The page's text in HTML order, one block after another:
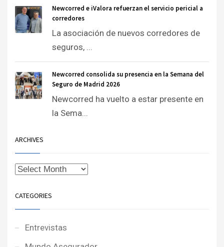
Newcorred e iValora refuerzan el servicio pericial a
corredores
La asociación de nuevos corredores de
seguros, ...
Newcorred consolida su presencia en la Semana del
Seguro de Madrid 2026
Newcorred ha vuelto a estar presente en
la Sema...
ARCHIVES
CATEGORIES
Entrevistas